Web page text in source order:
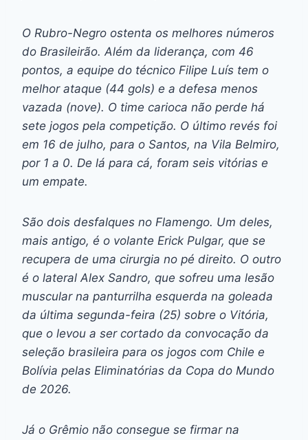
O Rubro-Negro ostenta os melhores números
do Brasileirão. Além da liderança, com 46
pontos, a equipe do técnico Filipe Luís tem o
melhor ataque (44 gols) e a defesa menos
vazada (nove). O time carioca não perde há
sete jogos pela competição. O último revés foi
em 16 de julho, para o Santos, na Vila Belmiro,
por 1 a 0. De lá para cá, foram seis vitórias e
um empate.
São dois desfalques no Flamengo. Um deles,
mais antigo, é o volante Erick Pulgar, que se
recupera de uma cirurgia no pé direito. O outro
é o lateral Alex Sandro, que sofreu uma lesão
muscular na panturrilha esquerda na goleada
da última segunda-feira (25) sobre o Vitória,
que o levou a ser cortado da convocação da
seleção brasileira para os jogos com Chile e
Bolívia pelas Eliminatórias da Copa do Mundo
de 2026.
Já o Grêmio não consegue se firmar na